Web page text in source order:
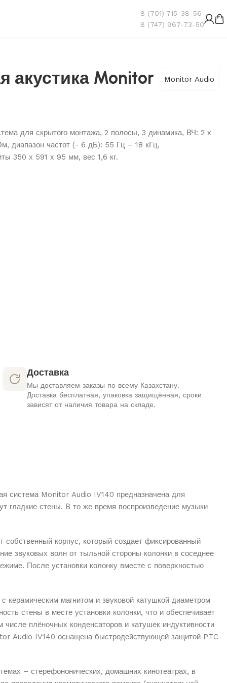
8 (701) 715-38-56
8 (747) 967-73-50
акустика Monitor
Monitor Audio
для скрытого монтажа, 2 полосы, 3 динамика, ВЧ: 2 х
диапазон частот (- 6 дБ): 55 Гц – 18 кГц,
350 х 591 х 95 мм, вес 1,6 кг.
Доставка
Мы доставляем заказы по всему Казахстану.
Доставка бесплатная, упаковка защищённая, сроки
зависят от наличия товара на складе.
система Monitor Audio IV140 предназначена для
гладкие стены. В то же время воспроизведение музыки
корпус, который создает фиксированный
звуковых волн от тыльной стороны колонки в соседнее
После установки колонку вместе с поверхностью
магнитом и звуковой катушкой диаметром
стены в месте установки колонки, что и обеспечивает
плёночных конденсаторов и катушек индуктивности
Audio IV140 оснащена быстродействующей защитой PTC
– стерефононических, домашних кинотеатрах, в